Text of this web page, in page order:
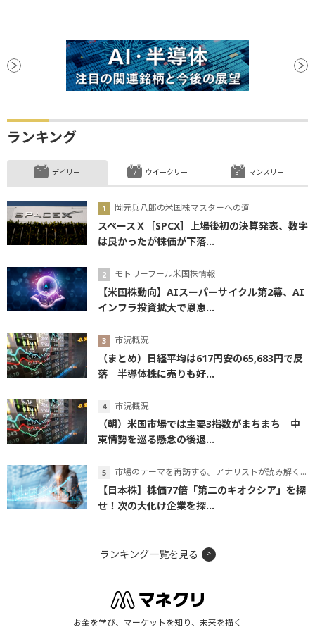
ランキング
デイリー
岡元兵八郎の米国株マスターへの道
スペースＸ［SPCX］上場後初の決算発表、数字
は良かったが株価が下落...
モトリーフール米国株情報
【米国株動向】AIスーパーサイクル第2幕、AI
インフラ投資拡大で恩恵...
市況概況
（まとめ）日経平均は617円安の65,683円で反
落 半導体株に売りも好...
市況概況
（朝）米国市場では主要3指数がまちまち 中
東情勢を巡る懸念の後退...
市場のテーマを再訪する。アナリストが読み解くテーマの本質
【日本株】株価77倍「第二のキオクシア」を探
せ！次の大化け企業を探...
ウイークリー マンスリー
ランキング一覧を見る
お金を学び、マーケットを知り、未来を描く